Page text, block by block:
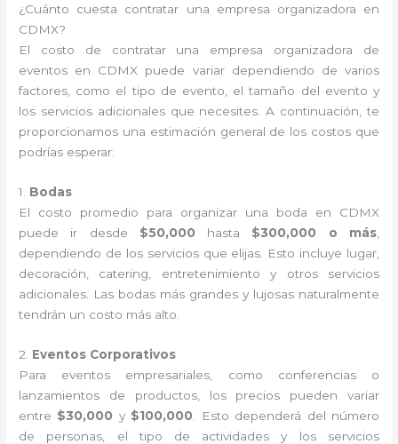
¿Cuánto cuesta contratar una empresa organizadora en
CDMX?
El costo de contratar una empresa organizadora de
eventos en CDMX puede variar dependiendo de varios
factores, como el tipo de evento, el tamaño del evento y
los servicios adicionales que necesites. A continuación, te
proporcionamos una estimación general de los costos que
podrías esperar:
1. Bodas
El costo promedio para organizar una boda en CDMX
puede ir desde $50,000 hasta $300,000 o más,
dependiendo de los servicios que elijas. Esto incluye lugar,
decoración, catering, entretenimiento y otros servicios
adicionales. Las bodas más grandes y lujosas naturalmente
tendrán un costo más alto.
2. Eventos Corporativos
Para eventos empresariales, como conferencias o
lanzamientos de productos, los precios pueden variar
entre $30,000 y $100,000 . Esto dependerá del número
de personas, el tipo de actividades y los servicios